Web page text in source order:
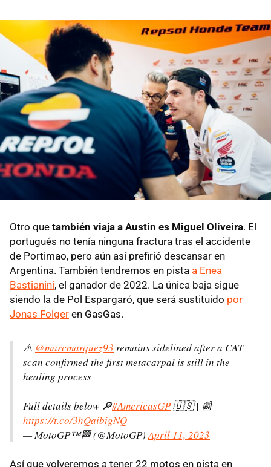
Otro que también viaja a Austin es Miguel Oliveira. El
portugués no tenía ninguna fractura tras el accidente
de Portimao, pero aún así prefirió descansar en
Argentina. También tendremos en pista a Enea
Bastianini, el ganador de 2022. La única baja sigue
siendo la de Pol Espargaró, que será sustituido por
Jonas Folger en GasGas.
⚠️ @marcmarquez93 remains sidelined after a CAT
scan confirmed the first metacarpal is still in the
healing process
Full details below 🔎#AmericasGP🇺🇸 | 📰
https://t.co/3hQaibigNQ
— MotoGP™🏁 (@MotoGP)April 11, 2023
Así que volveremos a tener 22 motos en pista en